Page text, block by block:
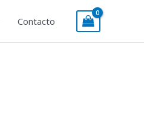
Contacto